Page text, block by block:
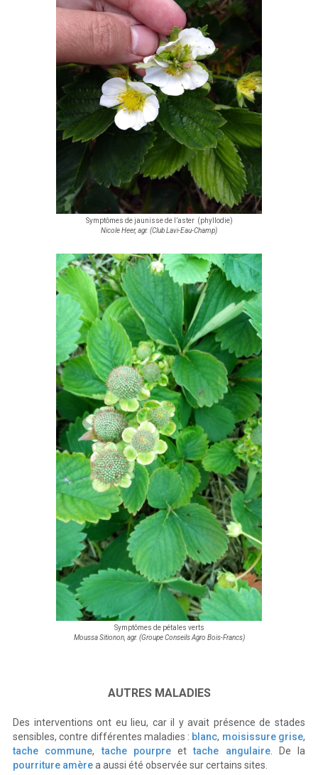
Symptômes de jaunisse de l’aster (phyllodie)
Nicole Heer, agr. (Club Lavi-Eau-Champ)
Symptômes de pétales verts
Moussa Sitionon, agr. (Groupe Conseils Agro Bois-Francs)
AUTRES MALADIES
Des interventions ont eu lieu, car il y avait présence de stades
sensibles, contre différentes maladies : blanc, moisissure grise,
tache commune,tache pourpreettache angulaire. De la
pourriture amèrea aussi été observée sur certains sites.